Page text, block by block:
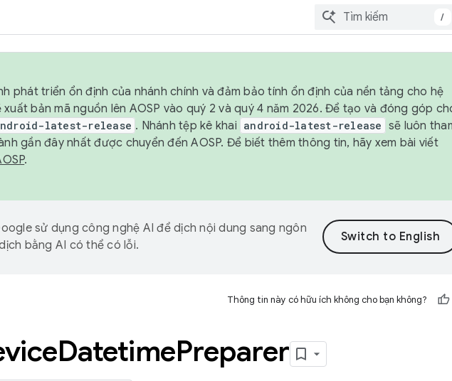
/
phát triển ổn định của nhánh chính và đảm bảo tính ổn định của nền tảng cho hệ
bản mã nguồn lên AOSP vào quý 2 và quý 4 năm 2026. Để tạo và đóng góp
latest-release . Nhánh tệp kê khai android-latest-release sẽ luôn
gần đây nhất được chuyển đến AOSP. Để biết thêm thông tin, hãy xem bài viết
.
sử dụng công nghệ AI để dịch nội dung sang ngôn
bằng AI có thể có lỗi.
Thông tin này có hữu ích không cho bạn không?
DatetimePreparer